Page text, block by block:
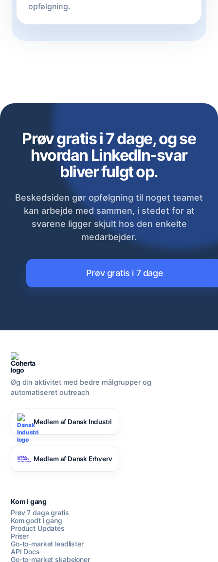
opfølgning.
Prøv gratis i 7 dage, og se
hvordan LinkedIn-svar
bliver fulgt op.
Beskedsiden gør opfølgning til noget teamet
kan arbejde med sammen, i stedet for at
svarene ligger skjult hos den enkelte
medarbejder.
Prøv gratis i 7 dage
Øg din aktivitet med bedre målgrupper og
automatiseret outreach
Medlem af Dansk Industri
Medlem af Dansk Erhverv
Kom i gang
Prøv 7 dage gratis
Kom godt i gang
Product Updates
Priser
Go-to-market leadlister
API Docs
Go-to-market skabeloner